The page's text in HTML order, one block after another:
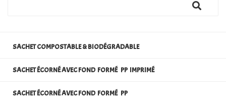
SACHET COMPOSTABLE & BIODÉGRADABLE
SACHET ÉCORNÉ AVEC FOND FORMÉ PP IMPRIMÉ
SACHET ÉCORNÉ AVEC FOND FORMÉ PP